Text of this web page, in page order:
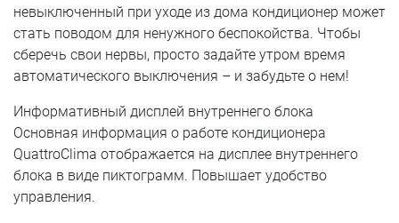
невыключенный при уходе из дома кондиционер может
стать поводом для ненужного беспокойства. Чтобы
сберечь свои нервы, просто задайте утром время
автоматического выключения – и забудьте о нем!
Информативный дисплей внутреннего блока
Основная информация о работе кондиционера
QuattroClima отображается на дисплее внутреннего
блока в виде пиктограмм. Повышает удобство
управления.